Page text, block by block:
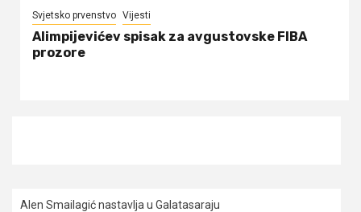
Svjetsko prvenstvo Vijesti
Alimpijevićev spisak za avgustovske FIBA
prozore
Alen Smailagić nastavlja u Galatasaraju